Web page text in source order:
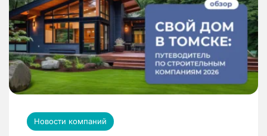
Новости компаний